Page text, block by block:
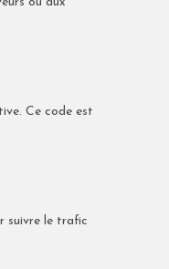
Ce code est
suivre le trafic